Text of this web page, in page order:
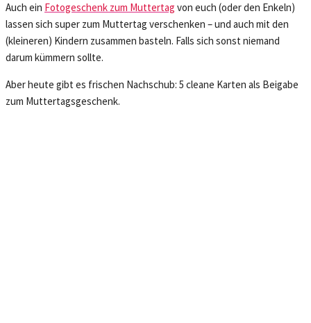
Auch ein Fotogeschenk zum Muttertag von euch (oder den Enkeln)
lassen sich super zum Muttertag verschenken – und auch mit den
(kleineren) Kindern zusammen basteln. Falls sich sonst niemand
darum kümmern sollte.
Aber heute gibt es frischen Nachschub: 5 cleane Karten als Beigabe
zum Muttertagsgeschenk.